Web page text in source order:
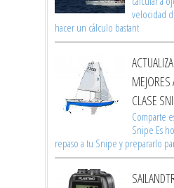
velocidad
hacer un cálculo bastant
CLASE
Comparte
Snipe Es
repaso a tu Snipe y prepararlo